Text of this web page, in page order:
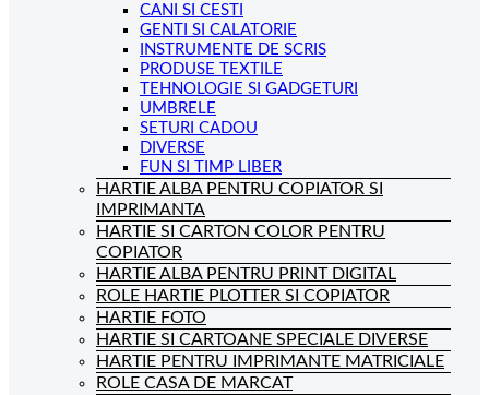
CANI SI CESTI
GENTI SI CALATORIE
INSTRUMENTE DE SCRIS
PRODUSE TEXTILE
TEHNOLOGIE SI GADGETURI
UMBRELE
SETURI CADOU
DIVERSE
FUN SI TIMP LIBER
HARTIE ALBA PENTRU COPIATOR SI
IMPRIMANTA
HARTIE SI CARTON COLOR PENTRU
COPIATOR
HARTIE ALBA PENTRU PRINT DIGITAL
ROLE HARTIE PLOTTER SI COPIATOR
HARTIE FOTO
HARTIE SI CARTOANE SPECIALE DIVERSE
HARTIE PENTRU IMPRIMANTE MATRICIALE
ROLE CASA DE MARCAT